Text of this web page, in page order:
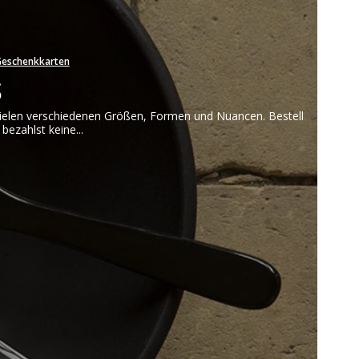
FREE
Obstmesser
Papiermesser
Schmiermesser
verschiedenen Größen, Formen und Nuancen. Bestell
keine...